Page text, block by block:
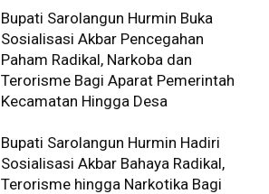
Bupati Sarolangun Hurmin Buka
Sosialisasi Akbar Pencegahan
Paham Radikal, Narkoba dan
Terorisme Bagi Aparat Pemerintah
Kecamatan Hingga Desa
Bupati Sarolangun Hurmin Hadiri
Sosialisasi Akbar Bahaya Radikal,
Terorisme hingga Narkotika Bagi